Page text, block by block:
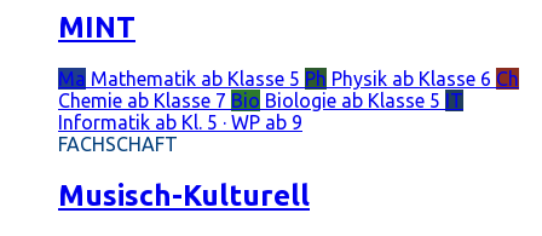
MINT
Ma Mathematik ab Klasse 5 Ph Physik ab Klasse 6 Ch
Chemie ab Klasse 7 Bio Biologie ab Klasse 5 IT
Informatik ab Kl. 5 · WP ab 9
FACHSCHAFT
Musisch-Kulturell